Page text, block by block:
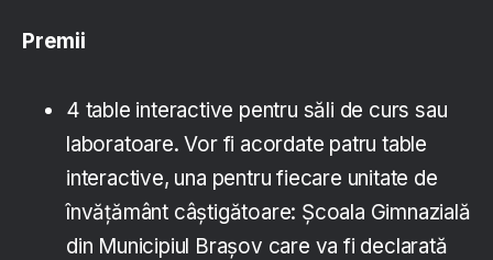
Premii
4 table interactive pentru săli de curs sau
laboratoare. Vor fi acordate patru table
interactive, una pentru fiecare unitate de
învăţământ câştigătoare: Şcoala Gimnazială
din Municipiul Braşov care va fi declarată